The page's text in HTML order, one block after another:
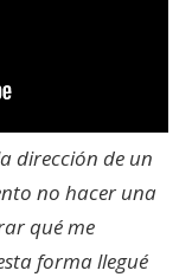
dirección de un
no hacer una
qué me
forma llegué